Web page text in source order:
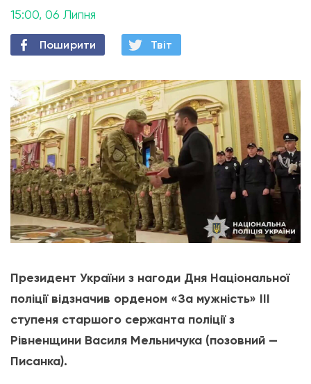
15:00, 06 Липня
Поширити Твiт
Президент України з нагоди Дня Національної
поліції відзначив орденом «За мужність» ІІІ
ступеня старшого сержанта поліції з
Рівненщини Василя Мельничука (позовний —
Писанка).